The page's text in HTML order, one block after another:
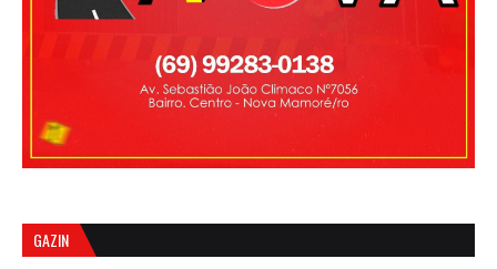
GAZIN